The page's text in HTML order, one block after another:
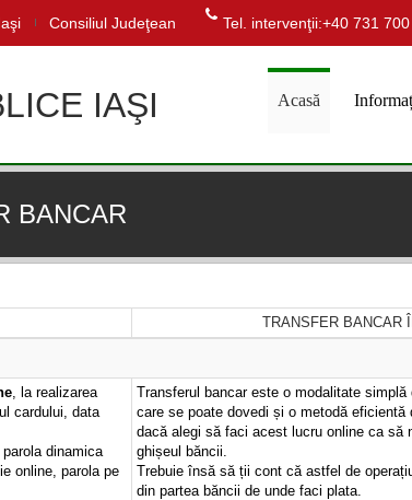
Consiliul Judeţean Tel. intervenţii:+40 731
IAŞI Acasă
BANCAR
TRANSFER BANCAR
, la realizarea
cardului, data
dinamica
online, parola pe
Transferul bancar este o modalitate
care se poate dovedi și o metodă
dacă alegi să faci acest lucru online ca să
ghișeul băncii.
Trebuie însă să ții cont că astfel de
din partea băncii de unde faci plata.